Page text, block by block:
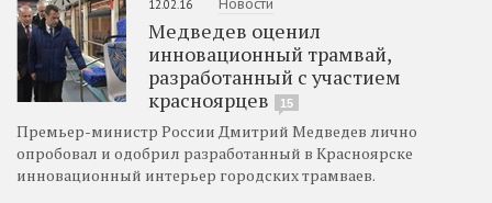
12.02.16
Медведев оценил
инновационный трамвай,
разработанный с участием
красноярцев
15
Премьер-министр России Дмитрий Медведев лично
опробовал и одобрил разработанный в Красноярске
инновационный интерьер городских трамваев.